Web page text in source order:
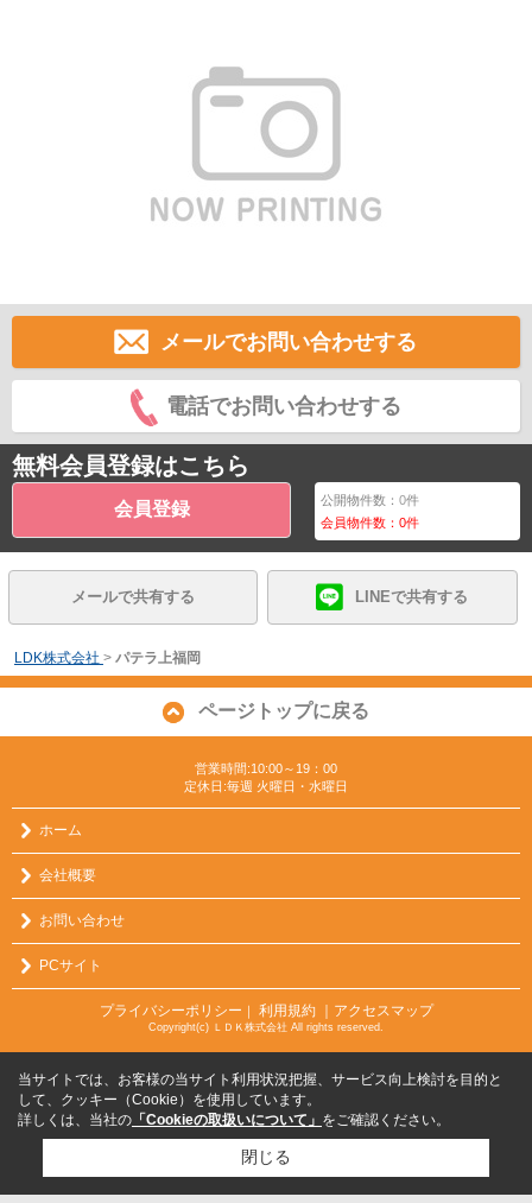
メールでお問い合わせする
電話でお問い合わせする
無料会員登録はこちら
会員登録 公開物件数：0件
会員物件数：0件
メールで共有する LINEで共有する
LDK株式会社 > パテラ上福岡
ページトップに戻る
営業時間:10:00～19：00
定休日:毎週 火曜日・水曜日
ホーム
会社概要
お問い合わせ
PCサイト
プライバシーポリシー ｜ 利用規約 ｜アクセスマップ
Copyright(c) ＬＤＫ株式会社 All rights reserved.
当サイトでは、お客様の当サイト利用状況把握、サービス向上検討を目的と
して、クッキー（Cookie）を使用しています。
詳しくは、当社の 「Cookieの取扱いについて」 をご確認ください。
閉じる